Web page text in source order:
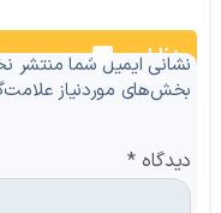
نظرات
نشانی ایمیل شما منتشر
بخش‌های موردنیاز
دیدگاه*